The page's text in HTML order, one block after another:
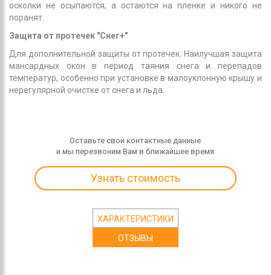
осколки не осыпаются, а остаются на пленке и никого не
поранят.
Защита от протечек "Снег+"
Для дополнительной защиты от протечек. Наилучшая защита
мансардных окон в период таяния снега и перепадов
температур, особенно при установке в малоуклонную крышу и
нерегулярной очистке от снега и льда.
Оставьте свои контактные данные
и мы перезвоним Вам в ближайшее время
Узнать стоимость
ХАРАКТЕРИСТИКИ
ОТЗЫВЫ